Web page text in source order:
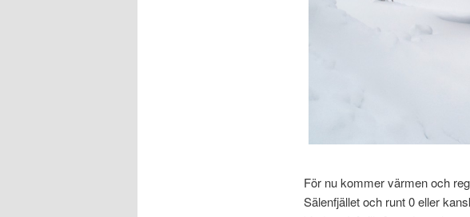
För nu kommer värmen och
Sälenfjället och runt 0 eller